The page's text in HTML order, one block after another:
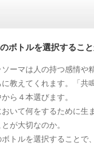
のボトルを選択するこ
ソーマは人の持つ感情や
教えてくれます。「共
ら４本選びます。
おいて何をするために生
が大切なのか。
ボトルを選択することで